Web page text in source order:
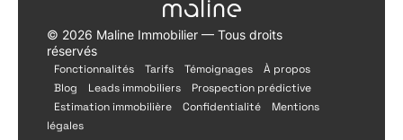
© 2026 Maline Immobilier — Tous droits
réservés
Fonctionnalités Tarifs Témoignages
À propos
Blog
Leads immobiliers
Prospection prédictive
Estimation immobilière
Confidentialité
Mentions
légales